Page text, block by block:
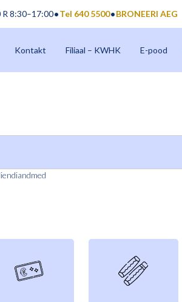
8:30–17:00 Tel 640 5500 BRONEERI AEG
Kontakt Filiaal – KWHK E-pood